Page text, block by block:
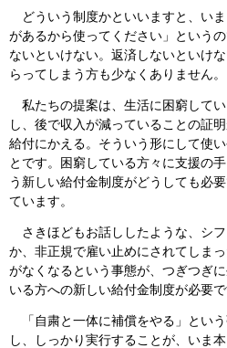
どういう制度かといいますと、い
があるから使ってください」という
ないといけない。返済しないといけ
らってしまう方も少なくありません。
私たちの提案は、生活に困窮して
し、後で収入が減っていることの証
給付にかえる。そういう形にして使
とです。困窮している方々に支援の
う新しい給付金制度がどうしても必
ています。
さきほどもお話ししたような、シ
か、非正規で雇い止めにされてしま
がなくなるという事態が、つぎつぎ
いる方への新しい給付金制度が必要で
「自粛と一体に補償をやる」とい
し、しっかり実行することが、いま